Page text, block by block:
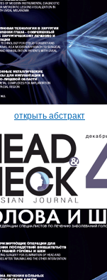
открыть абстракт